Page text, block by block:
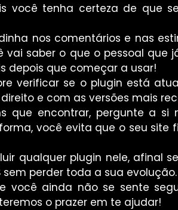
você tenha certeza de que
nos comentários e nas
vai saber o que o pessoal que
depois que começar a usar!
verificar se o plugin está
e com as versões mais
encontrar, pergunte a si
você evita que o seu site
qualquer plugin nele, afinal
perder toda a sua evolução.
você ainda não se sente
o prazer em te ajudar!